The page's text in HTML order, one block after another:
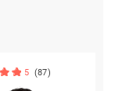
5 (87)